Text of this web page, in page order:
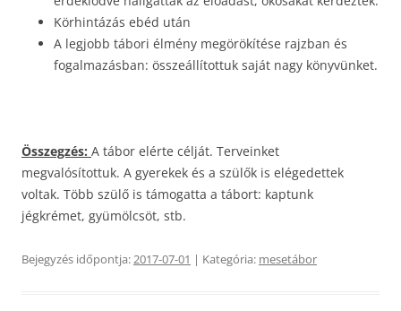
Körhintázás ebéd után
A legjobb tábori élmény megörökítése rajzban és
fogalmazásban: összeállítottuk saját nagy könyvünket.
Összegzés: A tábor elérte célját. Terveinket
megvalósítottuk. A gyerekek és a szülők is elégedettek
voltak. Több szülő is támogatta a tábort: kaptunk
jégkrémet, gyümölcsöt, stb.
Bejegyzés időpontja:2017-07-01 | Kategória: mesetábor